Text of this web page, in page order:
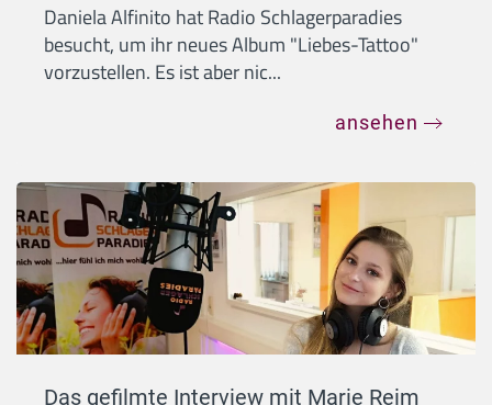
Daniela Alfinito hat Radio Schlagerparadies
besucht, um ihr neues Album "Liebes-Tattoo"
vorzustellen. Es ist aber nic...
ansehen
Das gefilmte Interview mit Marie Reim